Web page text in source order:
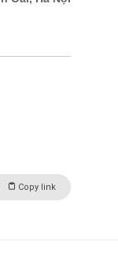
Copy link